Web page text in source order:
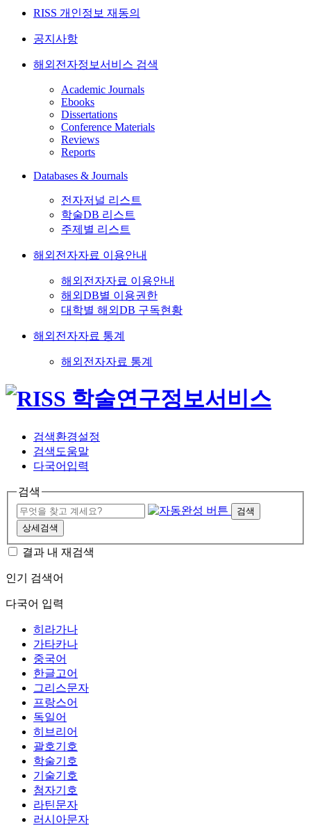
RISS 개인정보 재동의
공지사항
해외전자정보서비스 검색
Academic Journals
Ebooks
Dissertations
Conference Materials
Reviews
Reports
Databases & Journals
전자저널 리스트
학술DB 리스트
주제별 리스트
해외전자자료 이용안내
해외전자자료 이용안내
해외DB별 이용권한
대학별 해외DB 구독현황
해외전자자료 통계
해외전자자료 통계
검색환경설정
검색도움말
다국어입력
검색
검색
상세검색
결과 내 재검색
인기 검색어
다국어 입력
히라가나
가타카나
중국어
한글고어
그리스문자
프랑스어
독일어
히브리어
괄호기호
학술기호
기술기호
첨자기호
라틴문자
러시아문자